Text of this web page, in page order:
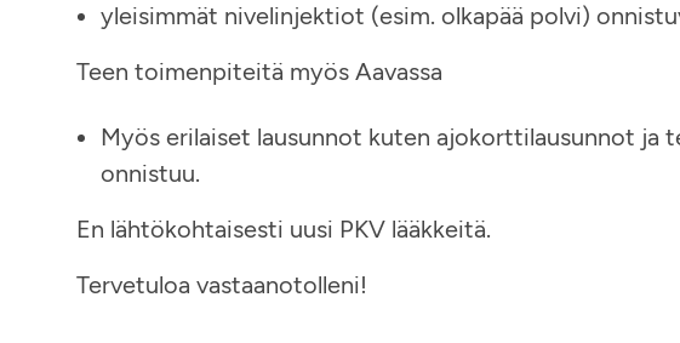
yleisimmät nivelinjektiot (esim. olkapää polvi)
Teen toimenpiteitä myös Aavassa
Myös erilaiset lausunnot kuten ajokorttilausunnot ja
onnistuu.
En lähtökohtaisesti uusi PKV lääkkeitä.
Tervetuloa vastaanotolleni!